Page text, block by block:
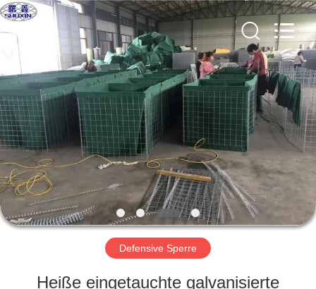
HEIM
PRODUKTE
ÜBER
UNS
WERKSBESICHTIGUNG
QUALITÄTSKONTROLLE
Wire
Mesh
Ltd..
Reserved.
Defensive Sperre
Heiße eingetauchte galvanisierte